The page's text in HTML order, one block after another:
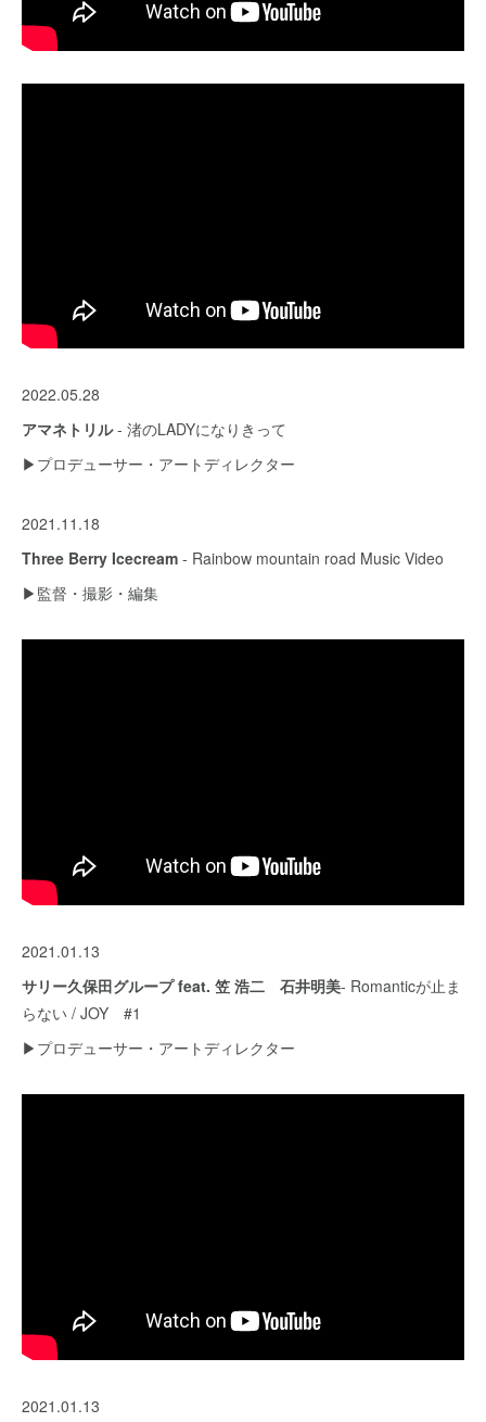
2022.05.28
アマネトリル- 渚のLADYになりきって
▶︎プロデューサー・アートディレクター
2021.11.18
Three Berry Icecream - Rainbow mountain road Music Video
▶︎監督・撮影・編集
2021.01.13
サリー久保田グループ feat. 笠 浩二
石井明美- Romanticが止ま
らない / JOY #1
▶︎プロデューサー・アートディレクター
2021.01.13